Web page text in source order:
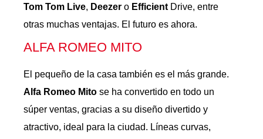
Tom Tom Live, Deezer o Efficient Drive, entre
otras muchas ventajas. El futuro es ahora.
ALFA ROMEO MITO
El pequeño de la casa también es el más grande.
Alfa Romeo Mito se ha convertido en todo un
súper ventas, gracias a su diseño divertido y
atractivo, ideal para la ciudad. Líneas curvas,